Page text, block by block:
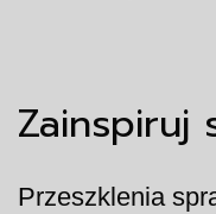
Zainspiruj
Przeszklenia